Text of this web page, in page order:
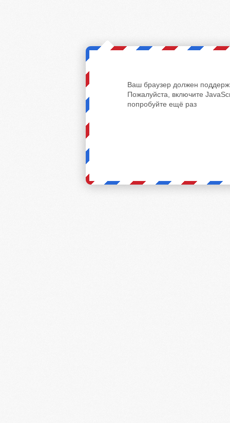
Ваш браузер должен
Пожалуйста, включите
попробуйте ещё раз